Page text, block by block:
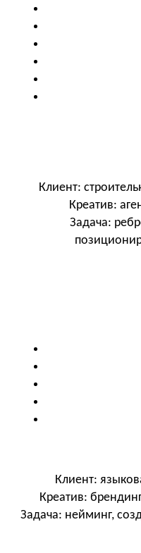
Клиент:
Креатив:
Задача:
Клиент:
Креатив:
Задача: нейминг,